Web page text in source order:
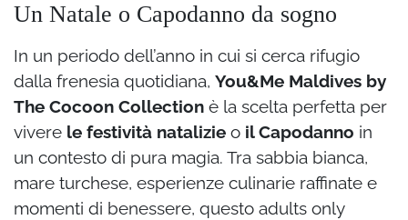
Un Natale o Capodanno da sogno
In un periodo dell’anno in cui si cerca rifugio
dalla frenesia quotidiana, You&Me Maldives by
The Cocoon Collection è la scelta perfetta per
vivere le festività natalizie o il Capodanno in
un contesto di pura magia. Tra sabbia bianca,
mare turchese, esperienze culinarie raffinate e
momenti di benessere, questo adults only